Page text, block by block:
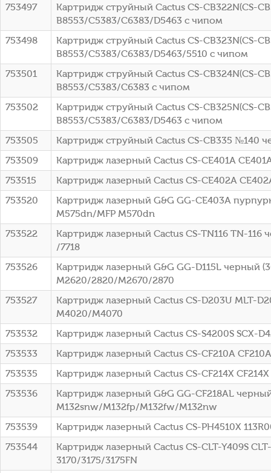
753497
Картридж струйный Cactus CS-CB322N(CS-
B8553/C5383/C6383/D5463 с чипом
753498
Картридж струйный Cactus CS-CB323N(CS-
B8553/C5383/C6383/D5463/5510 с чипом
753501
Картридж струйный Cactus CS-CB324N(CS-
B8553/C5383/C6383 с чипом
753502
Картридж струйный Cactus CS-CB325N(CS-
B8553/C5383/C6383/D5463 с чипом
753505
Картридж струйный Cactus CS-CB335 №140
753509
Картридж лазерный Cactus CS-CE401A
753515
Картридж лазерный Cactus CS-CE402A
753520
Картридж лазерный G&G GG-CE403A
M575dn/MFP M570dn
753522
Картридж лазерный Cactus CS-TN116 TN-116
/7718
753526
Картридж лазерный G&G GG-D115L черный
M2620/2820/M2670/2870
753527
Картридж лазерный Cactus CS-D203U MLT-
M4020/M4070
753532
Картридж лазерный Cactus CS-S4200S SCX-
753533
Картридж лазерный Cactus CS-CF210A
753535
Картридж лазерный Cactus CS-CF214X
753536
Картридж лазерный G&G GG-CF218AL
M132snw/M132fp/M132fw/M132nw
753539
Картридж лазерный Cactus CS-PH4510X
753544
Картридж лазерный Cactus CS-CLT-Y409S
3170/3175/3175FN